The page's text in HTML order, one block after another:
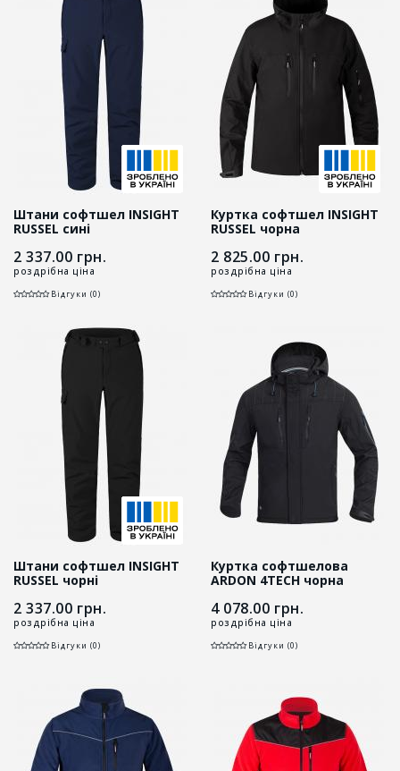
Штани софтшел INSIGHT
RUSSEL сині
2 337.00 грн.
роздрібна ціна
Відгуки (0)
Куртка софтшел INSIGHT
RUSSEL чорна
2 825.00 грн.
роздрібна ціна
Відгуки (0)
Штани софтшел INSIGHT
RUSSEL чорні
2 337.00 грн.
роздрібна ціна
Відгуки (0)
Куртка софтшелова
ARDON 4TECH чорна
4 078.00 грн.
роздрібна ціна
Відгуки (0)